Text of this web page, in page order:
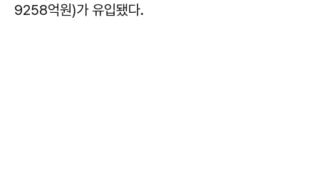
9258억원)가 유입됐다.